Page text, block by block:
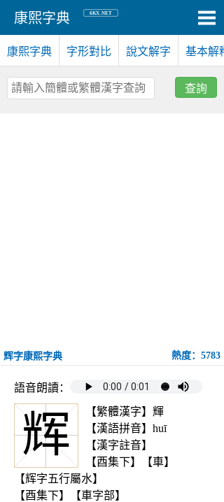
康熙字典 6KX.NET
康熙字典 字形對比 說文解字 基本解釋
查詢
辉字康熙字典 熱度：5783
語音朗讀：
辉
【繁體漢字】輝
【漢語拼音】huī
【漢字註音】
【酉集下】【車】
【辉字五行屬水】
【酉集下】【車字部】